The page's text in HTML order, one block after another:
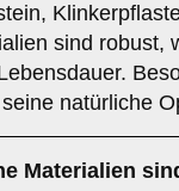
sind robust,
natürliche
Materialien